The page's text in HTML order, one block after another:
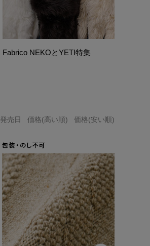
Fabrico NEKOとYETI特集
発売日 価格(高い順) 価格(安い順)